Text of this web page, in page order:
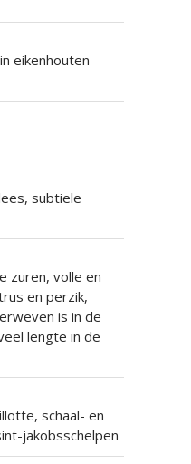
eikenhouten
subtiele
zuren, volle en
en perzik,
is in de
lengte in de
schaal- en
jakobsschelpen